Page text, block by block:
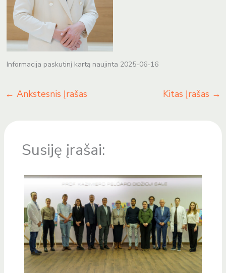
Informacija paskutinį kartą naujinta 2025-06-16
← Ankstesnis Įrašas Kitas Įrašas →
Susiję įrašai: